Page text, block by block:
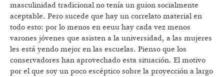
masculinidad tradicional no tenía un guion socialmente
aceptable. Pero sucede que hay un correlato material en
todo esto: por lo menos en eeuu hay cada vez menos
varones jóvenes que asisten a la universidad, a las mujeres
les está yendo mejor en las escuelas. Pienso que los
conservadores han aprovechado esta situación. El motivo
por el que soy un poco escéptico sobre la proyección a largo